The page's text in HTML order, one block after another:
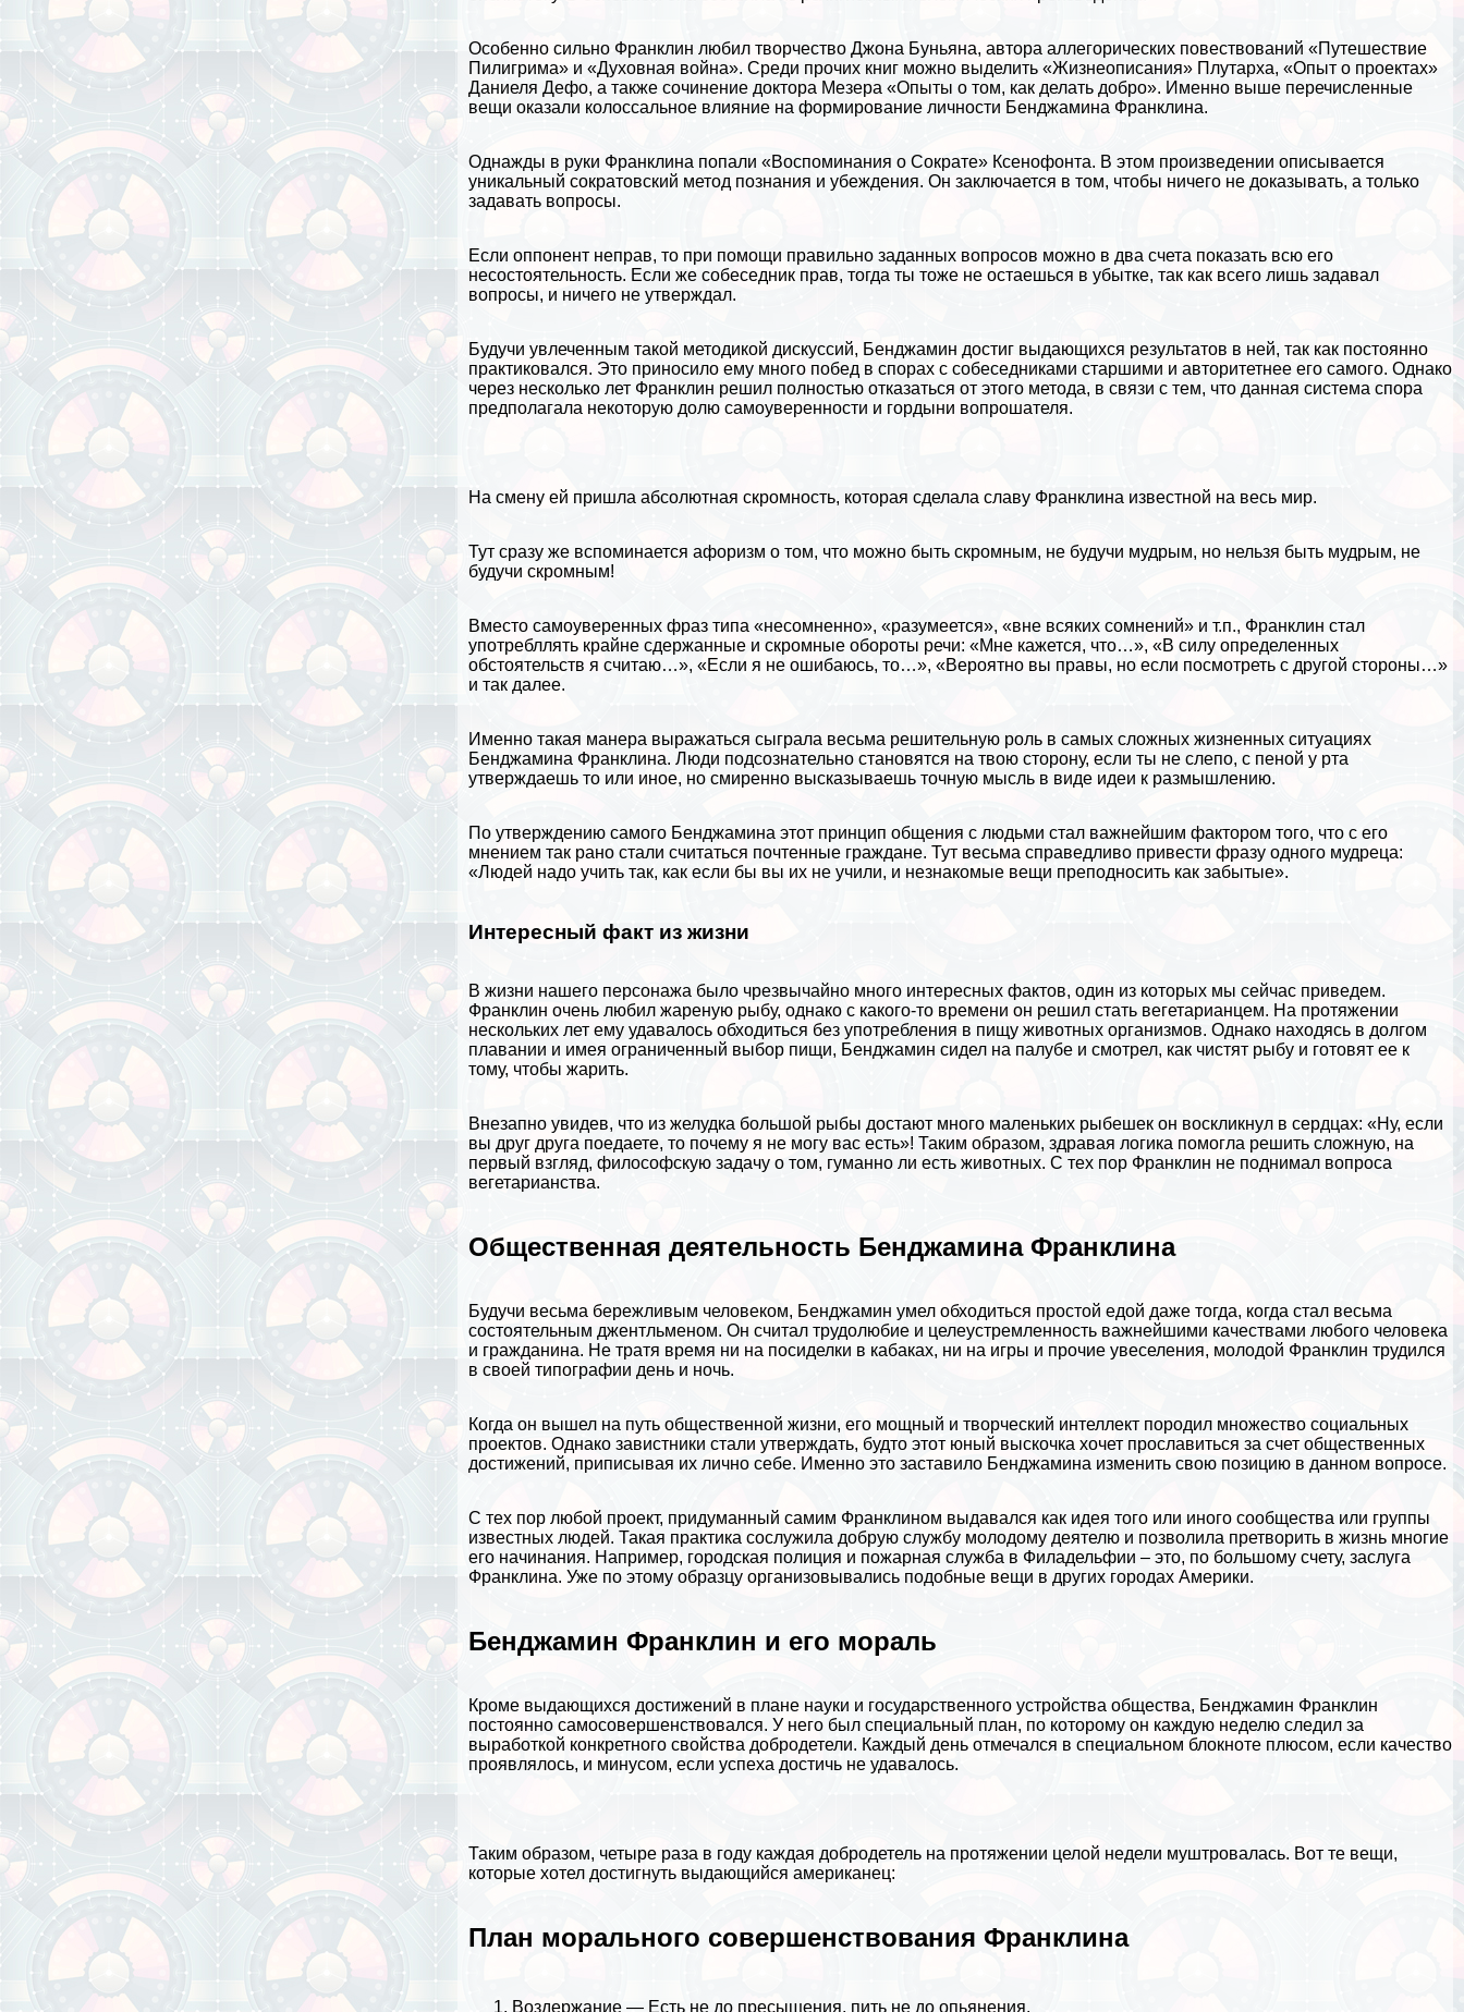
Особенно сильно Франклин любил творчество Джона Буньяна, автора аллегорических повествований «Путешествие
Пилигрима» и «Духовная война». Среди прочих книг можно выделить «Жизнеописания» Плутарха, «Опыт о проектах»
Даниеля Дефо, а также сочинение доктора Мезера «Опыты о том, как делать добро». Именно выше перечисленные
вещи оказали колоссальное влияние на формирование личности Бенджамина Франклина.
Однажды в руки Франклина попали «Воспоминания о Сократе» Ксенофонта. В этом произведении описывается
уникальный сократовский метод познания и убеждения. Он заключается в том, чтобы ничего не доказывать, а только
задавать вопросы.
Если оппонент неправ, то при помощи правильно заданных вопросов можно в два счета показать всю его
несостоятельность. Если же собеседник прав, тогда ты тоже не остаешься в убытке, так как всего лишь задавал
вопросы, и ничего не утверждал.
Будучи увлеченным такой методикой дискуссий, Бенджамин достиг выдающихся результатов в ней, так как постоянно
пpaктиковался. Это приносило ему много побед в спорах с собеседниками старшими и авторитетнее его самого. Однако
через несколько лет Франклин решил полностью отказаться от этого метода, в связи с тем, что данная система спора
предполагала некоторую долю самоуверенности и гордыни вопрошателя.
На смену ей пришла абсолютная скромность, которая сделала славу Франклина известной на весь мир.
Тут сразу же вспоминается афоризм о том, что можно быть скромным, не будучи мудрым, но нельзя быть мудрым, не
будучи скромным!
Вместо самоуверенных фраз типа «несомненно», «разумеется», «вне всяких сомнений» и т.п., Франклин стал
употрeбллять крайне сдержанные и скромные обороты речи: «Мне кажется, что…», «В силу определенных
обстоятельств я считаю…», «Если я не ошибаюсь, то…», «Вероятно вы правы, но если посмотреть с другой стороны…»
и так далее.
Именно такая манера выражаться сыграла весьма решительную роль в самых сложных жизненных ситуациях
Бенджамина Франклина. Люди подсознательно становятся на твою сторону, если ты не слепо, с пеной у рта
утверждаешь то или иное, но смиренно высказываешь точную мысль в виде идеи к размышлению.
По утверждению самого Бенджамина этот принцип общения с людьми стал важнейшим фактором того, что с его
мнением так рано стали считаться почтенные граждане. Тут весьма справедливо привести фразу одного мудреца:
«Людей надо учить так, как если бы вы их не учили, и незнакомые вещи преподносить как забытые».
Интересный факт из жизни
В жизни нашего персонажа было чрезвычайно много интересных фактов, один из которых мы сейчас приведем.
Франклин очень любил жареную рыбу, однако с какого-то времени он решил стать вегетарианцем. На протяжении
нескольких лет ему удавалось обходиться без употрeбления в пищу животных организмов. Однако находясь в долгом
плавании и имея ограниченный выбор пищи, Бенджамин сидел на палубе и смотрел, как чистят рыбу и готовят ее к
тому, чтобы жарить.
Внезапно увидев, что из желудка большой рыбы достают много маленьких рыбешек он воскликнул в сердцах: «Ну, если
вы друг друга поедаете, то почему я не могу вас есть»! Таким образом, здраваялогика помогла решить сложную, на
первый взгляд, философскую задачу о том, гуманно ли есть животных. С тех пор Франклин не поднимал вопроса
вегетарианства.
Общественная деятельность Бенджамина Франклина
Будучи весьма бережливым человеком, Бенджамин умел обходиться простой едой даже тогда, когда стал весьма
состоятельным джентльменом. Он считал трудолюбие и целеустремленность важнейшими качествами любого человека
и гражданина. Не тратя время ни на посиделки в кабаках, ни на игры и прочие увеселения, молодой Франклин трудился
в своей типографии день и ночь.
Когда он вышел на путь общественной жизни, его мощный и творческий интеллект породил множество социальных
проектов. Однако завистники стали утверждать, будто этот юный выскочка хочет прославиться за счет общественных
достижений, приписывая их лично себе. Именно это заставило Бенджамина изменить свою позицию в данном вопросе.
С тех пор любой проект, придуманный самим Франклином выдавался как идея того или иного сообщества или группы
известных людей. Такая пpaктика сослужила добрую службу молодому деятелю и позволила претворить в жизнь многие
его начинания. Например, городская полиция и пожарная служба в Филадельфии – это, по большому счету, заслуга
Франклина. Уже по этому образцу организовывались подобные вещи в других городах Америки.
Бенджамин Франклин и его мораль
Кроме выдающихся достижений в плане науки и государственного устройства общества, Бенджамин Франклин
постоянно самосовершенствовался. У него был специальный план, по которому он каждую неделю следил за
выработкой конкретного свойства добродетели. Каждый день отмечался в специальном блокноте плюсом, если качество
проявлялось, и минусом, если успеха достичь не удавалось.
Таким образом, четыре раза в году каждая добродетель на протяжении целой недели муштровалась. Вот те вещи,
которые хотел достигнуть выдающийся американец:
План мopaльного совершенствования Франклина
Воздержание — Есть не до пресыщения, пить не до опьянения.